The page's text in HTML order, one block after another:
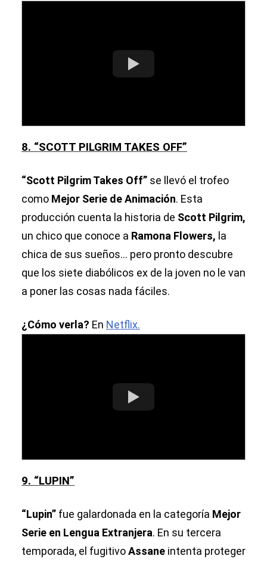
8. “SCOTT PILGRIM TAKES OFF”
“Scott Pilgrim Takes Off” se llevó el trofeo
como Mejor Serie de Animación. Esta
producción cuenta la historia de Scott Pilgrim,
un chico que conoce a Ramona Flowers, la
chica de sus sueños... pero pronto descubre
que los siete diabólicos ex de la joven no le van
a poner las cosas nada fáciles.
¿Cómo verla? En Netflix.
9. “LUPIN”
“Lupin” fue galardonada en la categoría Mejor
Serie en Lengua Extranjera. En su tercera
temporada, el fugitivoAssane intenta proteger